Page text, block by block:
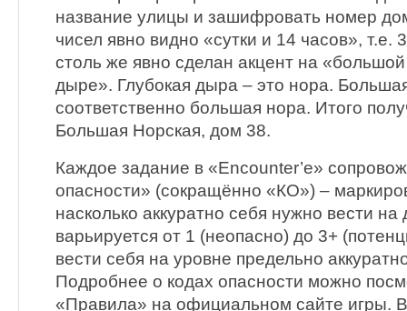
название улицы и зашифровать номер
чисел явно видно «сутки и 14 часов», т.е.
столь же явно сделан акцент на
дыре». Глубокая дыра – это нора.
соответственно большая нора. Итого
Большая Норская, дом 38.
Каждое задание в «Encounter’е»
опасности» (сокращённо «КО») –
насколько аккуратно себя нужно вести
варьируется от 1 (неопасно) до 3+
вести себя на уровне предельно
Подробнее о кодах опасности можно
«Правила» на официальном сайте игры.